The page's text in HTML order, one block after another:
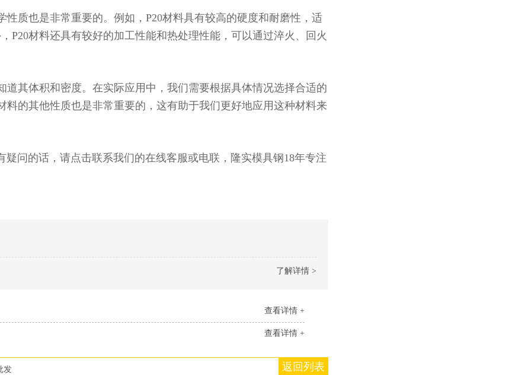
质也是非常重要的。例如，P20材料具有较高的硬度和耐磨性，适
P20材料还具有较好的加工性能和热处理性能，可以通过淬火、回火
道其体积和密度。在实际应用中，我们需要根据具体情况选择合适的
料的其他性质也是非常重要的，这有助于我们更好地应用这种材料来
问的话，请点击联系我们的在线客服或电联，隆实模具钢18年专注
了解详情 >
查看详情 +
查看详情 +
返回列表
发